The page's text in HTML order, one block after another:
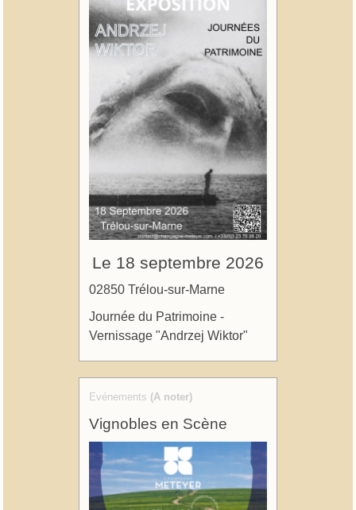
Le 18 septembre 2026
02850 Trélou-sur-Marne
Journée du Patrimoine -
Vernissage "Andrzej Wiktor"
Evénements (A noter)
Vignobles en Scène